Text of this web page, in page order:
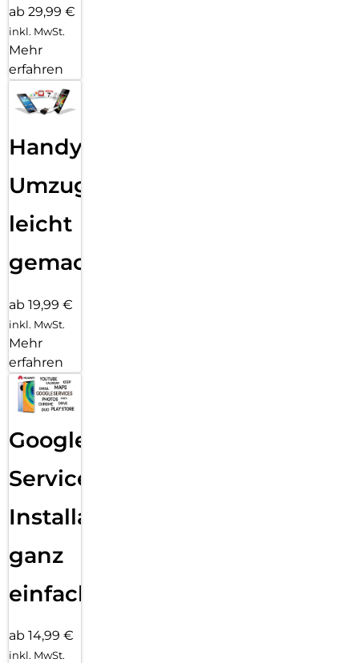
ab 29,99 €
inkl. MwSt.
Mehr
erfahren
Handy
Umzug
leicht
gemacht!
ab 19,99 €
inkl. MwSt.
Mehr
erfahren
Google
Services
Installation
ganz
einfach
ab 14,99 €
inkl. MwSt.